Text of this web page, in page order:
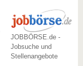
JOBBÖRSE.de -
Jobsuche und
Stellenangebote